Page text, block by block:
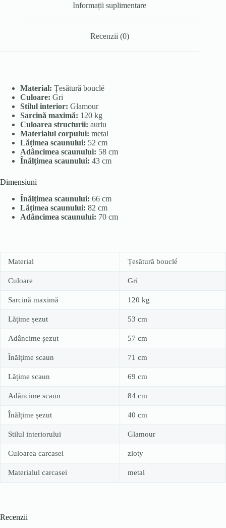
Informații suplimentare
Recenzii (0)
Material: Țesătură bouclé
Culoare: Gri
Stilul interior: Glamour
Sarcină maximă: 120 kg
Culoarea structurii: auriu
Materialul corpului: metal
Lățimea scaunului: 52 cm
Adâncimea scaunului: 58 cm
Înălțimea scaunului: 43 cm
Dimensiuni
Înălțimea scaunului: 66 cm
Lățimea scaunului: 82 cm
Adâncimea scaunului: 70 cm
Material Țesătură bouclé
Culoare Gri
Sarcină maximă 120 kg
Lățime șezut 53 cm
Adâncime șezut 57 cm
Înălțime scaun 71 cm
Lățime scaun 69 cm
Adâncime scaun 84 cm
Înălțime șezut 40 cm
Stilul interiorului Glamour
Culoarea carcasei zloty
Materialul carcasei metal
Recenzii